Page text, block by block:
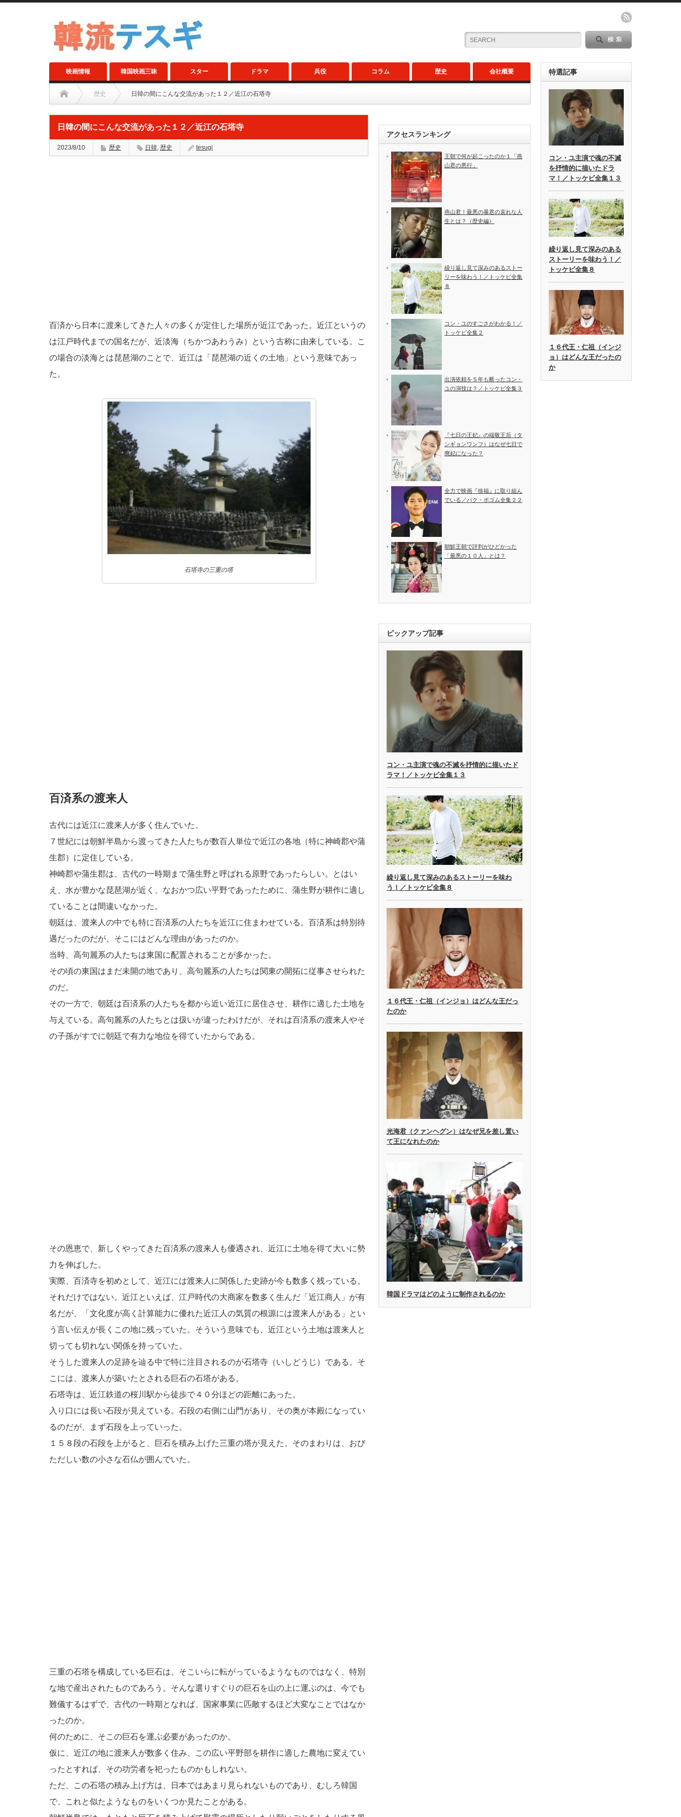
映画情報 韓国映画三昧 スター ドラマ 兵役 コラム 歴史 会社概要
歴史 日韓の間にこんな交流があった１２／近江の石塔寺
日韓の間にこんな交流があった１２／近江の石塔寺
2023/8/10 歴史 日韓, 歴史 tesugi
百済から日本に渡来してきた人々の多くが定住した場所が近江であった。近江というの
は江戸時代までの国名だが、近淡海（ちかつあわうみ）という古称に由来している。こ
の場合の淡海とは琵琶湖のことで、近江は「琵琶湖の近くの土地」という意味であっ
た。
石塔寺の三重の塔
百済系の渡来人
古代には近江に渡来人が多く住んでいた。
７世紀には朝鮮半島から渡ってきた人たちが数百人単位で近江の各地（特に神崎郡や蒲
生郡）に定住している。
神崎郡や蒲生郡は、古代の一時期まで蒲生野と呼ばれる原野であったらしい。とはい
え、水が豊かな琵琶湖が近く、なおかつ広い平野であったために、蒲生野が耕作に適し
ていることは間違いなかった。
朝廷は、渡来人の中でも特に百済系の人たちを近江に住まわせている。百済系は特別待
遇だったのだが、そこにはどんな理由があったのか。
当時、高句麗系の人たちは東国に配置されることが多かった。
その頃の東国はまだ未開の地であり、高句麗系の人たちは関東の開拓に従事させられた
のだ。
その一方で、朝廷は百済系の人たちを都から近い近江に居住させ、耕作に適した土地を
与えている。高句麗系の人たちとは扱いが違ったわけだが、それは百済系の渡来人やそ
の子孫がすでに朝廷で有力な地位を得ていたからである。
その恩恵で、新しくやってきた百済系の渡来人も優遇され、近江に土地を得て大いに勢
力を伸ばした。
実際、百済寺を初めとして、近江には渡来人に関係した史跡が今も数多く残っている。
それだけではない。近江といえば、江戸時代の大商家を数多く生んだ「近江商人」が有
名だが、「文化度が高く計算能力に優れた近江人の気質の根源には渡来人がある」とい
う言い伝えが長くこの地に残っていた。そういう意味でも、近江という土地は渡来人と
切っても切れない関係を持っていた。
そうした渡来人の足跡を辿る中で特に注目されるのが石塔寺（いしどうじ）である。そ
こには、渡来人が築いたとされる巨石の石塔がある。
石塔寺は、近江鉄道の桜川駅から徒歩で４０分ほどの距離にあった。
入り口には長い石段が見えている。石段の右側に山門があり、その奥が本殿になってい
るのだが、まず石段を上っていった。
１５８段の石段を上がると、巨石を積み上げた三重の塔が見えた。そのまわりは、おび
ただしい数の小さな石仏が囲んでいた。
三重の石塔を構成している巨石は、そこいらに転がっているようなものではなく、特別
な地で産出されたものであろう。そんな選りすぐりの巨石を山の上に運ぶのは、今でも
難儀するはずで、古代の一時期となれば、国家事業に匹敵するほど大変なことではなか
ったのか。
何のために、そこの巨石を運ぶ必要があったのか。
仮に、近江の地に渡来人が数多く住み、この広い平野部を耕作に適した農地に変えてい
ったとすれば、その功労者を祀ったものかもしれない。
ただ、この石塔の積み上げ方は、日本ではあまり見られないものであり、むしろ韓国
で、これと似たようなものをいくつか見たことがある。
アクセスランキング
王朝で何が起こったのか１「燕
山君の悪行」
燕山君！最悪の暴君の哀れな人
生とは？（歴史編）
繰り返し見て深みのあるストー
リーを味わう！／トッケビ全集
８
コン・ユのすごさがわかる！／
トッケビ全集２
出演依頼を５年も断ったコン・
ユの演技は？／トッケビ全集３
『七日の王妃』の端敬王后（タ
ンギョンワンフ）はなぜ七日で
廃妃になった？
全力で映画『徐福』に取り組ん
でいる／パク・ボゴム全集２２
朝鮮王朝で評判がひどかった
「最悪の１０人」とは？
ピックアップ記事
コン・ユ主演で魂の不滅を抒情的に描いたド
ラマ！／トッケビ全集１３
繰り返し見て深みのあるストーリーを味わ
う！／トッケビ全集８
１６代王・仁祖（インジョ）はどんな王だっ
たのか
光海君（クァンヘグン）はなぜ兄を差し置い
て王になれたのか
韓国ドラマはどのように制作されるのか
特選記事
コン・ユ主演で魂の不滅
を抒情的に描いたドラ
マ！／トッケビ全集１３
繰り返し見て深みのある
ストーリーを味わう！／
トッケビ全集８
１６代王・仁祖（インジ
ョ）はどんな王だったの
か